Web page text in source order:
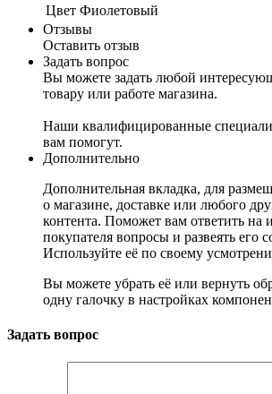
Цвет Фиолетовый
Отзывы
Оставить отзыв
Задать вопрос
Вы можете задать любой
товару или работе магазина.
Наши квалифицированные
вам помогут.
Дополнительно
Дополнительная вкладка, для
о магазине, доставке или любого
контента. Поможет вам ответить на
покупателя вопросы и развеять его
Используйте её по своему
Вы можете убрать её или вернуть
одну галочку в настройках
Задать вопрос